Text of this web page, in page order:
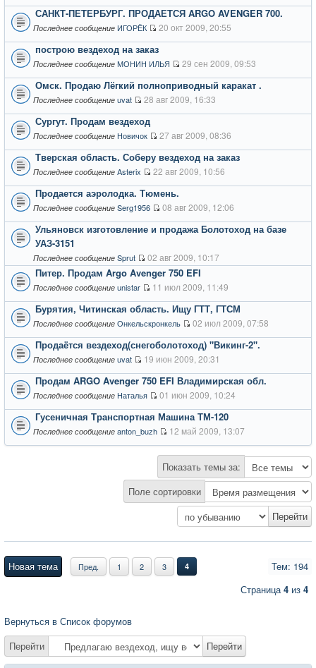
САНКТ-ПЕТЕРБУРГ. ПРОДАЕТСЯ ARGO AVENGER 700.
Последнее сообщение ИГОРЁК 20 окт 2009, 20:55
построю вездеход на заказ
Последнее сообщение МОНИН ИЛЬЯ 29 сен 2009, 09:53
Омск. Продаю Лёгкий полноприводный каракат .
Последнее сообщение uvat 28 авг 2009, 16:33
Сургут. Продам вездеход
Последнее сообщение Новичок 27 авг 2009, 08:36
Тверская область. Соберу вездеход на заказ
Последнее сообщение Asterix 22 авг 2009, 10:56
Продается аэролодка. Тюмень.
Последнее сообщение Serg1956 08 авг 2009, 12:06
Ульяновск изготовление и продажа Болотоход на базе
УАЗ-3151
Последнее сообщение Sprut 02 авг 2009, 10:17
Питер. Продам Argo Avenger 750 EFI
Последнее сообщение unistar 11 июл 2009, 11:49
Бурятия, Читинская область. Ищу ГТТ, ГТСМ
Последнее сообщение Онкельскронкель 02 июл 2009, 07:58
Продаётся вездеход(снегоболотоход) "Викинг-2".
Последнее сообщение uvat 19 июн 2009, 20:31
Продам ARGO Avenger 750 EFI Владимирская обл.
Последнее сообщение Наталья 01 июн 2009, 10:24
Гусеничная Транспортная Машина ТМ-120
Последнее сообщение anton_buzh 12 май 2009, 13:07
Показать темы за:
Поле сортировки
Новая тема Тем: 194
Пред. 1 2 3 4
Страница4 из 4
Вернуться в Список форумов
Перейти
Перейти